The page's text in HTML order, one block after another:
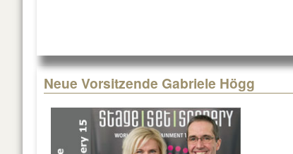
Neue Vorsitzende Gabriele Högg